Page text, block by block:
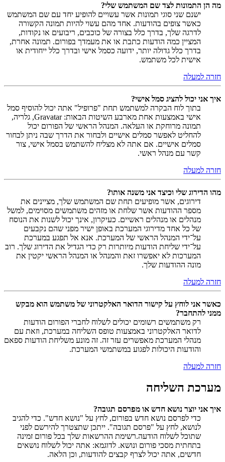
מה הן התמונות לצד שם המשתמש שלי?
ישנם שני סוגי תמונות אשר עשויים להופיע יחד עם שם המשתמש
כאשר צופים בהודעות. אחד מהם עשוי להיות תמונה הקשורה
לדרגה שלך, בדרך כלל בצורה של כוכבים, ריבועים או נקודות,
המציין כמה הודעות כתבת או את מעמדך בפורום. תמונה אחרת,
בדרך כלל גדולה יותר, ידועה כסמל אישי ובדרך כלל ייחודית או
אישית לכל משתמש.
חזרה למעלה
איך אני יכול להציג סמל אישי?
בתוך לוח הבקרה למשתמש תחת "פרופיל" אתה יכול להוסיף סמל
אישי באמצעות אחת מארבע השיטות הבאות: Gravatar, גלריה,
תמונה מרוחקת או העלאה. המנהל הראשי של הפורום יכול
להחליט לאפשר סמלים אישיים ולבחור את הדרך שבה ניתן לבחור
סמלים אישיים. אם אתה לא מצליח להשתמש בסמל אישי, צור
קשר עם מנהל ראשי.
חזרה למעלה
מהו הדירוג שלי וכיצד אני משנה אותו?
דירוגים, אשר מופיעים תחת שם המשתמש שלך, מציינים את
מספר ההודעות אשר שלחת או מזהים משתמשים מסוימים, למשל
מנהלים או מנהלים ראשיים. כעיקרון, אינך יכול לשנות את הנוסח
של כל אחד מדירוגי המערכת באופן ישיר מפני שהם נקבעים
על־ידי המנהל הראשי של המערכת. אנא אל תפגע במערכת
על־ידי שליחת הודעות מיותרות רק כדי הגדיל את הדירוג שלך. רוב
המערכות לא יאפשרו זאת והמנהל או המנהל הראשי יקטין את
מונה ההודעות שלך.
חזרה למעלה
כאשר אני לוחץ על קישור הדואר האלקטרוני של משתמש הוא מבקש
ממני להתחבר?
רק משתמשים רשומים יכולים לשלוח לחברי הפורום הודעות
לדואר האלקטרוני באמצעות טופס השליחה במערכת, וזאת עם
מנהלי המערכת מאפשרים עזר זה. זה מונע משליחת הודעות ספאם
והודעות היכולות לפגוע במשתמשי המערכת.
חזרה למעלה
מערכת השליחה
איך אני יוצר נושא חדש או מפרסם תגובה?
כדי לפרסם נושא חדש בפורום, לחץ על "נושא חדש". כדי להגיב
לנושא, לחץ על "פרסם תגובה". ייתכן שתצטרך להירשם לפני
שתוכל לשלוח הודעה.רשימת ההרשאות שלך בכל פורום זמינה
בתחתית מסכי פורום ונושא. לדוגמא: אתה יכול לשלוח נושאים
חדשים, אתה יכול לצרף קבצים להודעות, וכן הלאה.